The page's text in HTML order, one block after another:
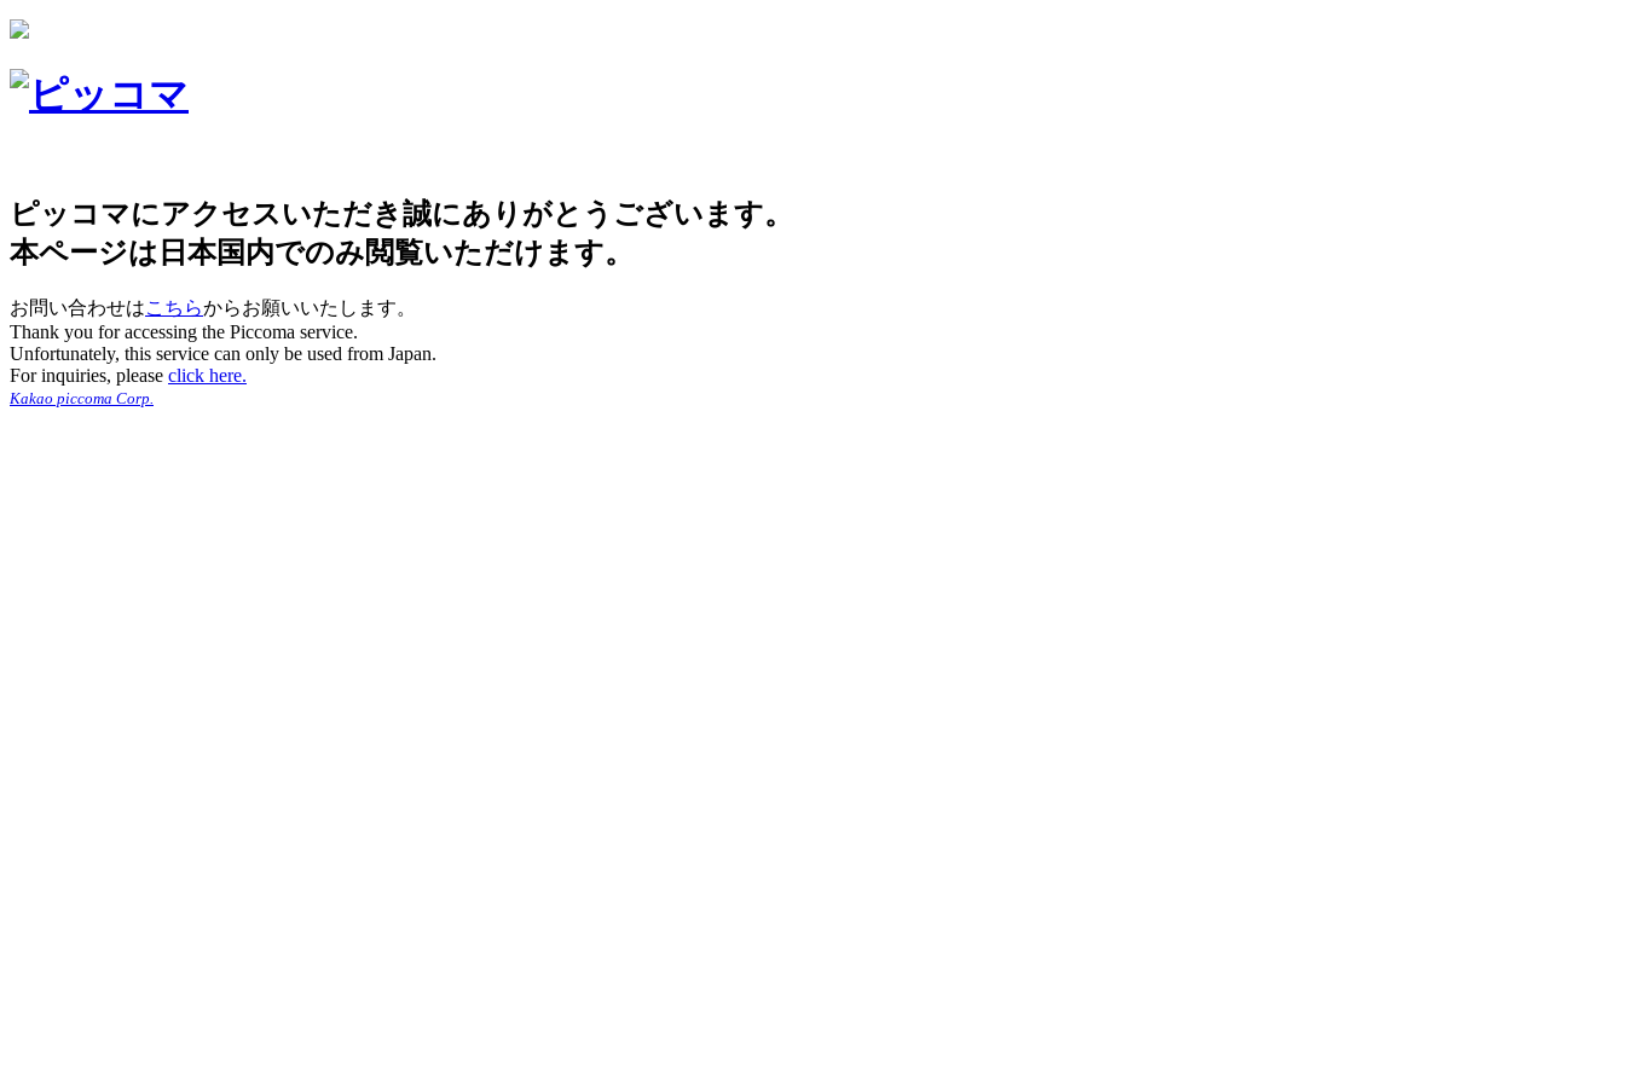
ピッコマにアクセスいただき誠にありがとうございます。
本ページは日本国内でのみ閲覧いただけます。
お問い合わせはこちらからお願いいたします。
Thank you for accessing the Piccoma service.
Unfortunately, this service can only be used from Japan.
For inquiries, please click here.
Kakao piccoma Corp.